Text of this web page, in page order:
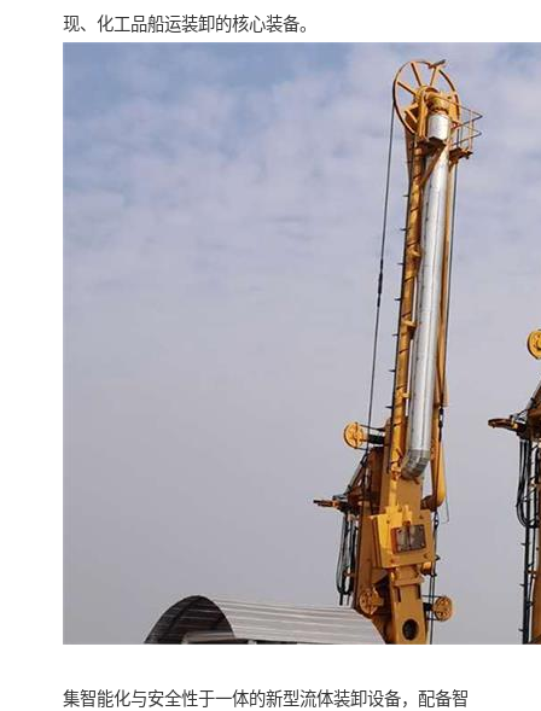
现、化工品船运装卸的核心装备。
集智能化与安全性于一体的新型流体装卸设备，配备智